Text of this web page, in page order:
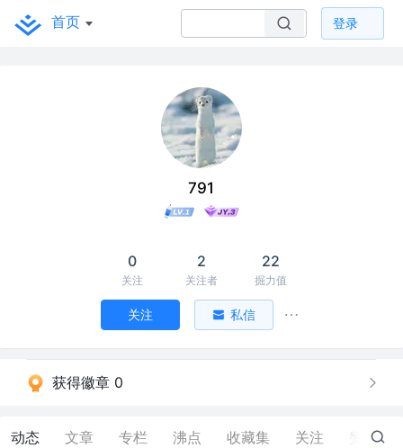
首页 登录
791
0
关注
2
关注者
22
掘力值
关注 私信
获得徽章 0
动态 文章 专栏 沸点 收藏集 关注 1